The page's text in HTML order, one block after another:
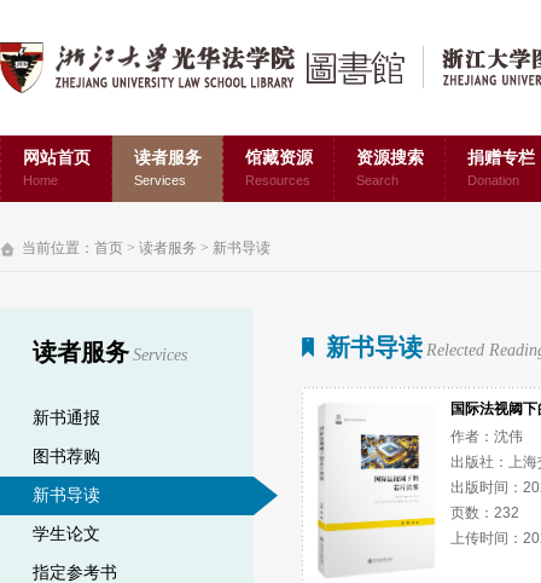
网站首页
Home
读者服务
Services
馆藏资源
Resources
资源搜索
Search
捐赠专栏
Donation
当前位置： 首页 > 读者服务 > 新书导读
读者服务 Services
新书通报
图书荐购
新书导读
学生论文
指定参考书
新书导读 Relected
国际法视阈
作者：沈伟
出版社：上
出版时间：
页数：232
上传时间：